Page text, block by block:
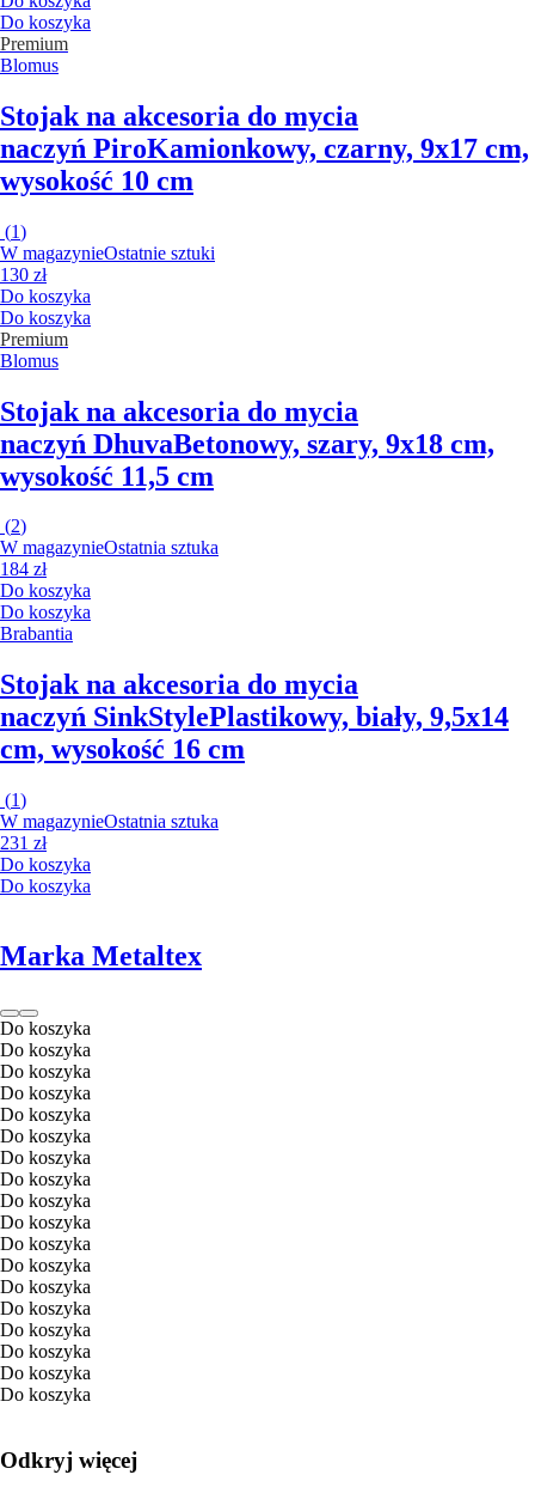
Do koszyka
Premium
Blomus
Stojak na akcesoria do mycia
naczyń PiroKamionkowy, czarny, 9x17 cm,
wysokość 10 cm
(1)
W magazynieOstatnie sztuki
130 zł
Do koszyka
Do koszyka
Premium
Blomus
Stojak na akcesoria do mycia
naczyń DhuvaBetonowy, szary, 9x18 cm,
wysokość 11,5 cm
(2)
W magazynieOstatnia sztuka
184 zł
Do koszyka
Do koszyka
Brabantia
Stojak na akcesoria do mycia
naczyń SinkStylePlastikowy, biały, 9,5x14
cm, wysokość 16 cm
(1)
W magazynieOstatnia sztuka
231 zł
Do koszyka
Do koszyka
Marka Metaltex
Do koszyka
Do koszyka
Do koszyka
Do koszyka
Do koszyka
Do koszyka
Do koszyka
Do koszyka
Do koszyka
Do koszyka
Do koszyka
Do koszyka
Do koszyka
Do koszyka
Do koszyka
Do koszyka
Do koszyka
Do koszyka
Odkryj więcej